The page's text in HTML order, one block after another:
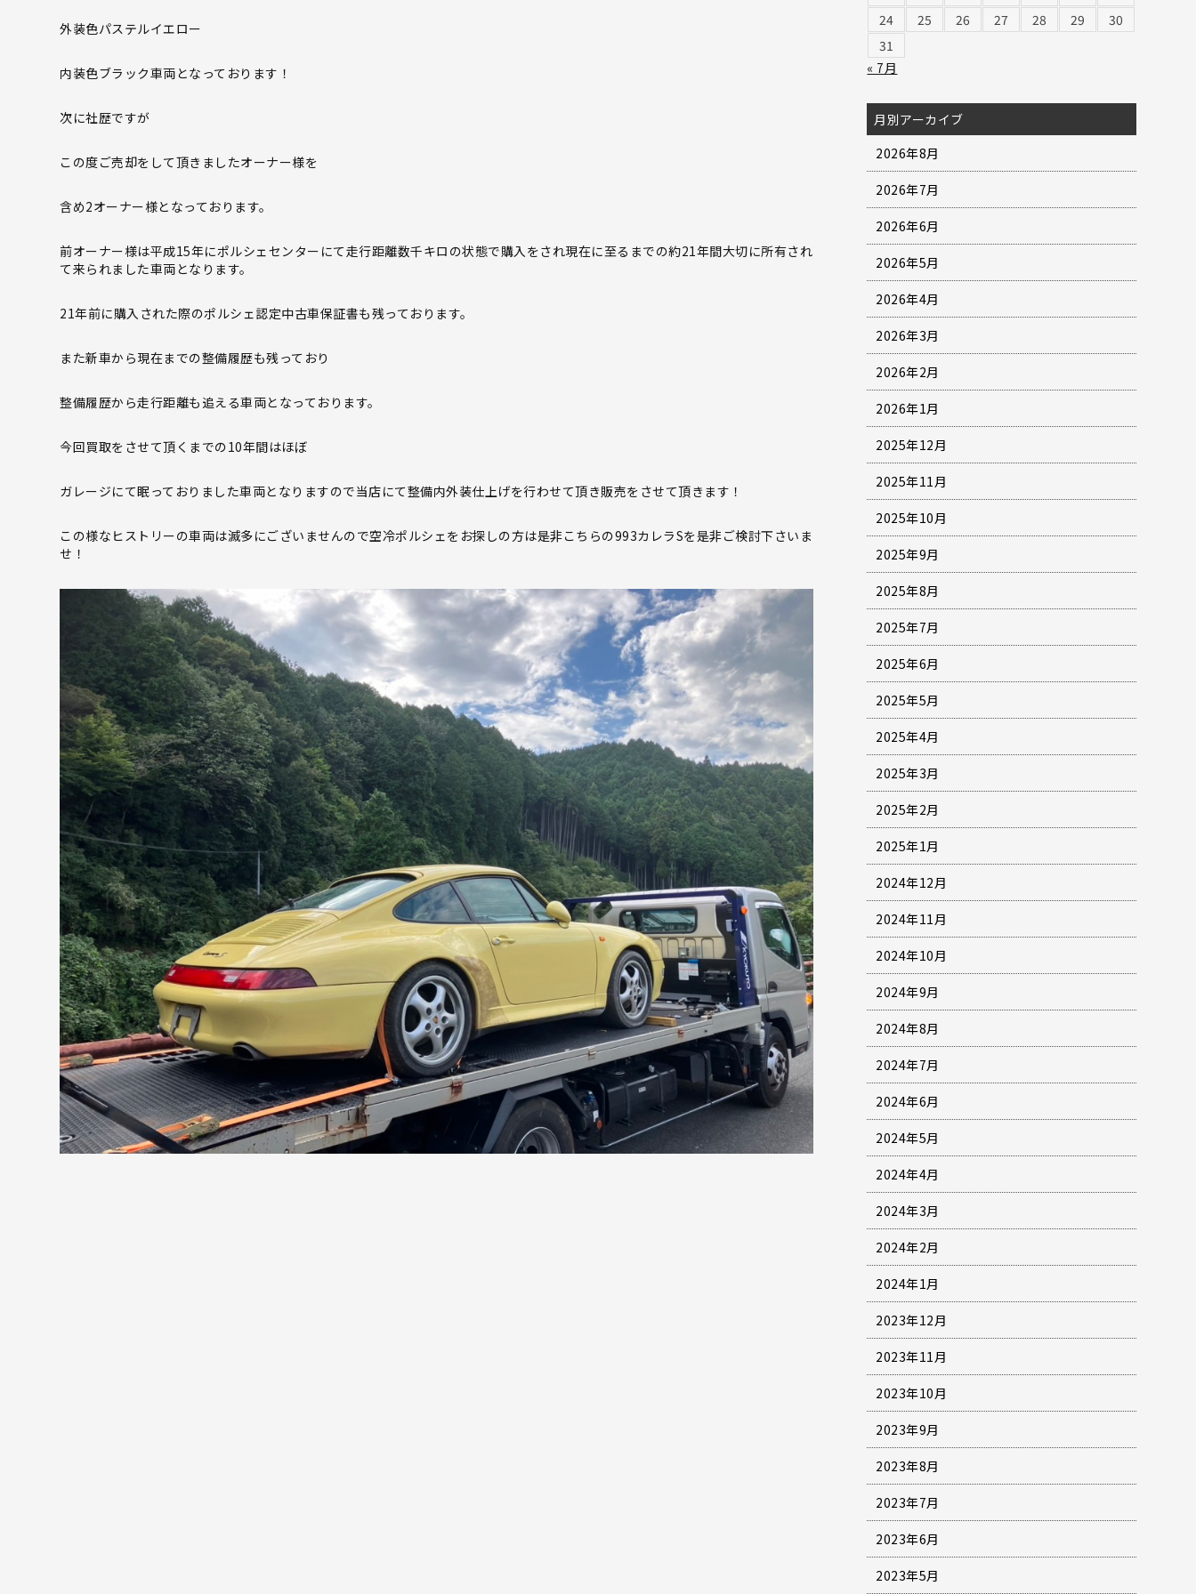
外装色パステルイエロー
内装色ブラック車両となっております！
次に社歴ですが
この度ご売却をして頂きましたオーナー様を
含め2オーナー様となっております。
前オーナー様は平成15年にポルシェセンターにて走行距離数千キロの状態で購入をされ現在に至るまでの約21年間大切に所有され
て来られました車両となります。
21年前に購入された際のポルシェ認定中古車保証書も残っております。
また新車から現在までの整備履歴も残っており
整備履歴から走行距離も追える車両となっております。
今回買取をさせて頂くまでの10年間はほぼ
ガレージにて眠っておりました車両となりますので当店にて整備内外装仕上げを行わせて頂き販売をさせて頂きます！
この様なヒストリーの車両は滅多にございませんので空冷ポルシェをお探しの方は是非こちらの993カレラSを是非ご検討下さいま
せ！
24
25 26 27 28 29
30
31
« 7月
月別アーカイブ
2026年8月
2026年7月
2026年6月
2026年5月
2026年4月
2026年3月
2026年2月
2026年1月
2025年12月
2025年11月
2025年10月
2025年9月
2025年8月
2025年7月
2025年6月
2025年5月
2025年4月
2025年3月
2025年2月
2025年1月
2024年12月
2024年11月
2024年10月
2024年9月
2024年8月
2024年7月
2024年6月
2024年5月
2024年4月
2024年3月
2024年2月
2024年1月
2023年12月
2023年11月
2023年10月
2023年9月
2023年8月
2023年7月
2023年6月
2023年5月